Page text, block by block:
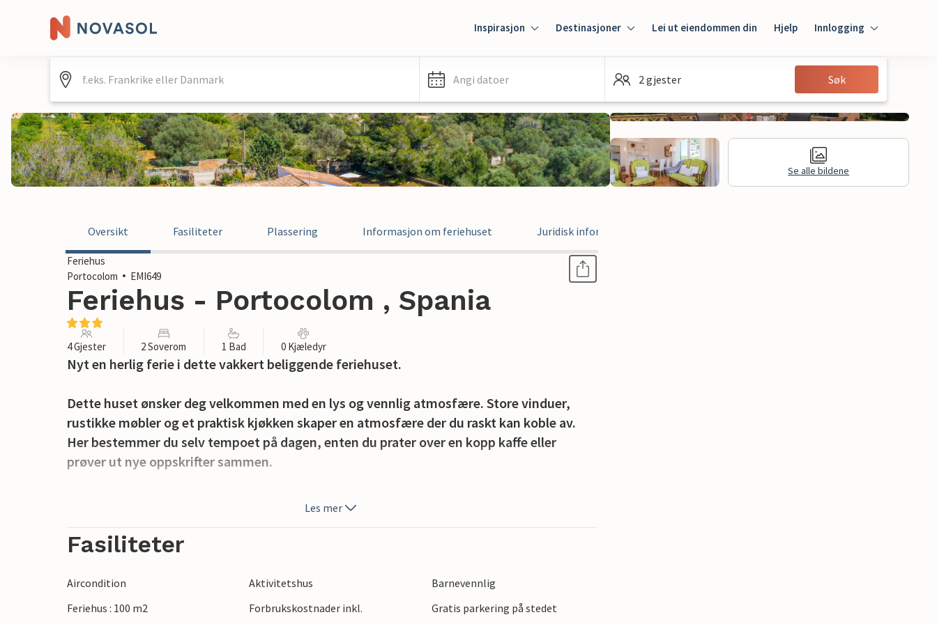
Inspirasjon Destinasjoner Lei ut eiendommen din Hjelp Innlogging
Innlogging
Gjest
Angi datoer 2 gjester Søk
Se alle bildene
Oversikt Fasiliteter Plassering Informasjon om feriehuset Juridisk informasjon
Feriehus
Portocolom
EMI649
Feriehus - Portocolom , Spania
4 Gjester 2 Soverom 1 Bad 0 Kjæledyr
Nyt en herlig ferie i dette vakkert beliggende feriehuset.
Dette huset ønsker deg velkommen med en lys og vennlig atmosfære. Store vinduer,
rustikke møbler og et praktisk kjøkken skaper en atmosfære der du raskt kan koble av.
Her bestemmer du selv tempoet på dagen, enten du prater over en kopp kaffe eller
prøver ut nye oppskrifter sammen.
Gå ut med morgenkaffen og nyt den fantastiske utsikten over det kuperte landskapet.
skyggen av parasollen før du runder av kvelden med et glass vin.
Ta en kort tur til stranden og nyt de beskyttede buktene i Portocolom, der det klare,
med de fargerike naustene, se på det rolige folkelivet på kaien og opplev den maritime
Les mer
Fasiliteter
Aircondition Aktivitetshus
Barnevennlig
Feriehus : 100 m2
Forbrukskostnader inkl.
Gratis parkering på stedet